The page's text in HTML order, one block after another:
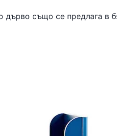
дърво също се предлага в